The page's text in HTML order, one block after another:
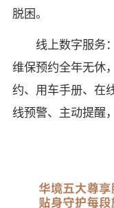
脱困。
线上数字服务
维保预约全年无休
约、用车手册、在
线预警、主动提醒